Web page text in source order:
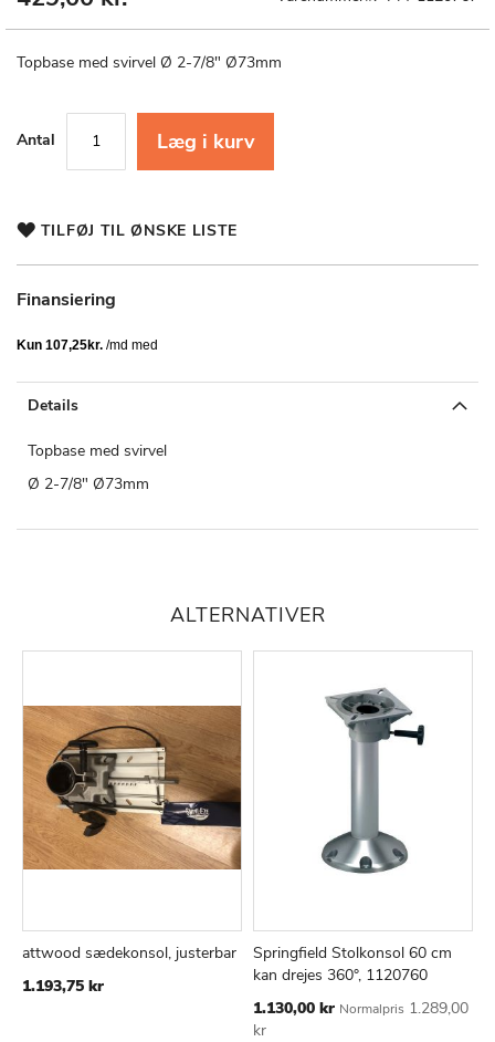
Topbase med svirvel Ø 2-7/8" Ø73mm
Antal Læg i kurv
TILFØJ TIL ØNSKE LISTE
Finansiering
af
Details
Topbase med svirvel
Ø 2-7/8" Ø73mm
ALTERNATIVER
TILFØJSAMMENLIGN
attwood sædekonsol, justerbar
1.193,75 kr
Læg i kurv
TILFØJ
ØNSKE
Springfield Stolkonsol 60 cm
kan drejes 360°, 1120760
Tilbudspris
1.130,00 kr Normalpris 1.289,00
kr